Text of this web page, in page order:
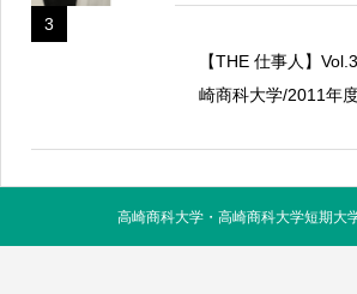
3
【THE 仕事人】
崎商科大学/2011年度
高崎商科大学・高崎商科大学短期大